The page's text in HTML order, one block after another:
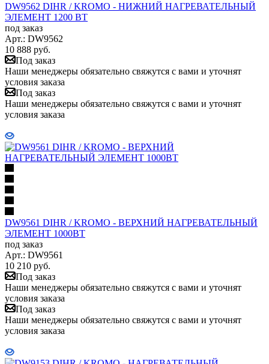
DW9562 DIHR / KROMO - НИЖНИЙ НАГРЕВАТЕЛЬНЫЙ
ЭЛЕМЕНТ 1200 ВТ
под заказ
Арт.: DW9562
10 888 руб.
Под заказ
Наши менеджеры обязательно свяжутся с вами и уточнят
условия заказа
Под заказ
Наши менеджеры обязательно свяжутся с вами и уточнят
условия заказа
DW9561 DIHR / KROMO - ВЕРХНИЙ НАГРЕВАТЕЛЬНЫЙ
ЭЛЕМЕНТ 1000ВТ
под заказ
Арт.: DW9561
10 210 руб.
Под заказ
Наши менеджеры обязательно свяжутся с вами и уточнят
условия заказа
Под заказ
Наши менеджеры обязательно свяжутся с вами и уточнят
условия заказа